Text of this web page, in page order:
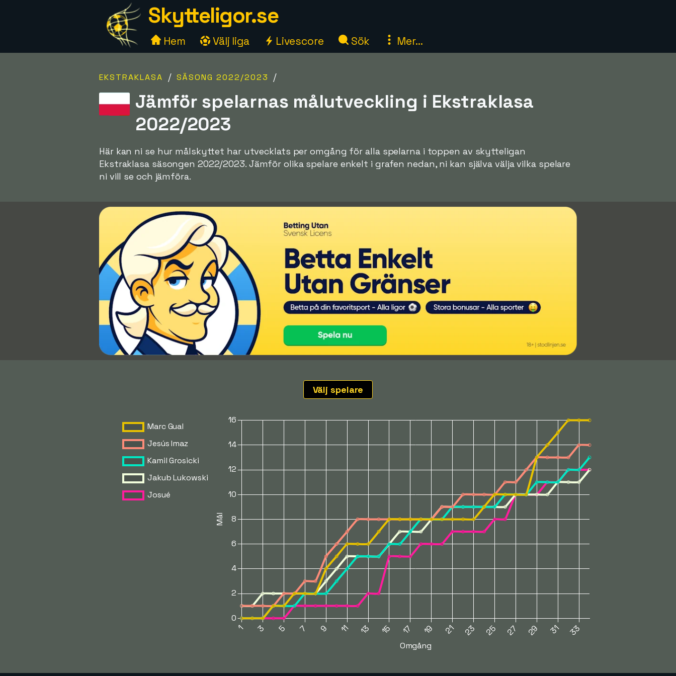
Skytteligor.se
Hem Välj liga Livescore Sök Mer...
EKSTRAKLASA / SÄSONG 2022/2023 /
Jämför spelarnas målutveckling i Ekstraklasa
2022/2023
Här kan ni se hur målskyttet har utvecklats per omgång för alla spelarna i toppen av skytteligan
Ekstraklasa säsongen 2022/2023. Jämför olika spelare enkelt i grafen nedan, ni kan själva välja vilka spelare
ni vill se och jämföra.
Välj spelare